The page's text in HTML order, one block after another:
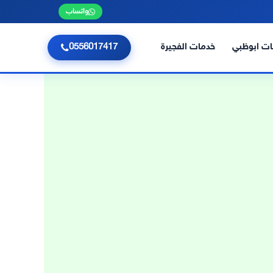
واتساب
ابوظبي خدمات الفجيرة 0556017417